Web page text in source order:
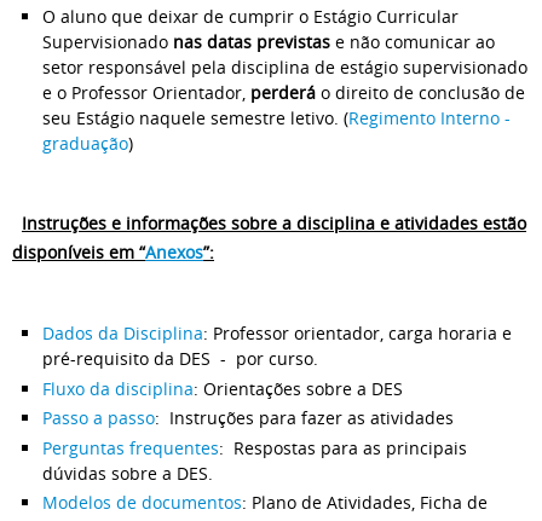
O aluno que deixar de cumprir o Estágio Curricular
Supervisionado nas datas previstas e não comunicar ao
setor responsável pela disciplina de estágio supervisionado
e o Professor Orientador, perderá o direito de conclusão de
seu Estágio naquele semestre letivo. (Regimento Interno -
graduação)
Instruções e informações sobre a disciplina e atividades estão
disponíveis em “Anexos”:
Dados da Disciplina: Professor orientador, carga horaria e
pré-requisito da DES - por curso.
Fluxo da disciplina: Orientações sobre a DES
Passo a passo: Instruções para fazer as atividades
Perguntas frequentes: Respostas para as principais
dúvidas sobre a DES.
Modelos de documentos: Plano de Atividades, Ficha de